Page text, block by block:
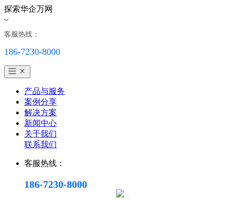
探索华企万网
客服热线：
186-7230-8000
产品与服务
案例分享
解决方案
新闻中心
关于我们
联系我们
客服热线：
186-7230-8000